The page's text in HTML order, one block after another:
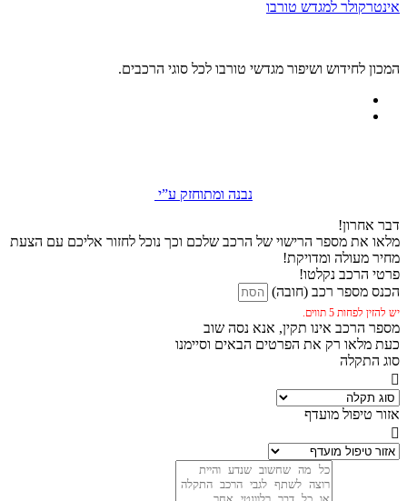
אינטרקולר למגדש טורבו
המכון לחידוש ושיפור מגדשי טורבו לכל סוגי הרכבים.
נבנה ומתוחזק ע”י
דבר אחרון!
מלאו את מספר הרישוי של הרכב שלכם וכך נוכל לחזור אליכם עם הצעת
מחיר מעולה ומדויקת!
פרטי הרכב נקלטו!
הכנס מספר רכב (חובה)
יש להזין לפחות 5 תווים.
מספר הרכב אינו תקין, אנא נסה שוב
כעת מלאו רק את הפרטים הבאים וסיימנו
סוג התקלה
אזור טיפול מועדף